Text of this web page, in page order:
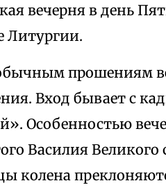
вечерня в день
Литургии.
прошениям
Вход бывает с
Особенностью
Василия Великого
колена